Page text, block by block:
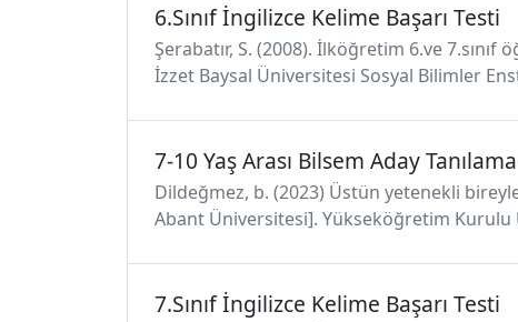
6.Sınıf İngilizce Kelime Başarı Testi
Şerabatır, S. (2008). İlköğretim 6.ve
İzzet Baysal Üniversitesi Sosyal Bilimler
7-10 Yaş Arası Bilsem Aday
Dildeğmez, b. (2023) Üstün yetenekli
Abant Üniversitesi]. Yükseköğretim Kurulu
7.Sınıf İngilizce Kelime Başarı Testi